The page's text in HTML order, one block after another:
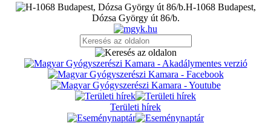
H-1068 Budapest,
Dózsa György út 86/b.
Területi hírek